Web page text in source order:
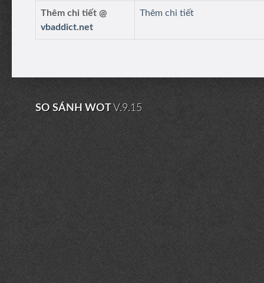
Thêm chi tiết @
vbaddict.net
Thêm chi tiết
SO SÁNH WOTV.9.15